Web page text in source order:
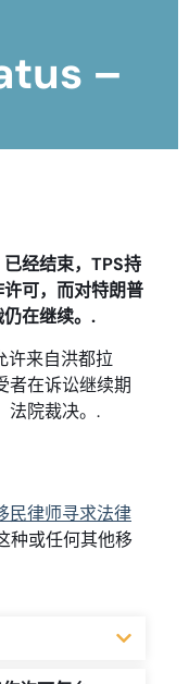
–
经结束，TPS持
可，而对特朗普
在继续。.
许来自洪都拉
者在诉讼继续期
法院裁决。.
民律师寻求法律
种或任何其他移